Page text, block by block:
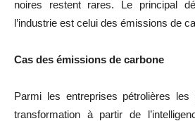
noires restent rares. Le principal
l’industrie est celui des émissions de
Cas des émissions de carbone
Parmi les entreprises pétrolières
transformation à partir de